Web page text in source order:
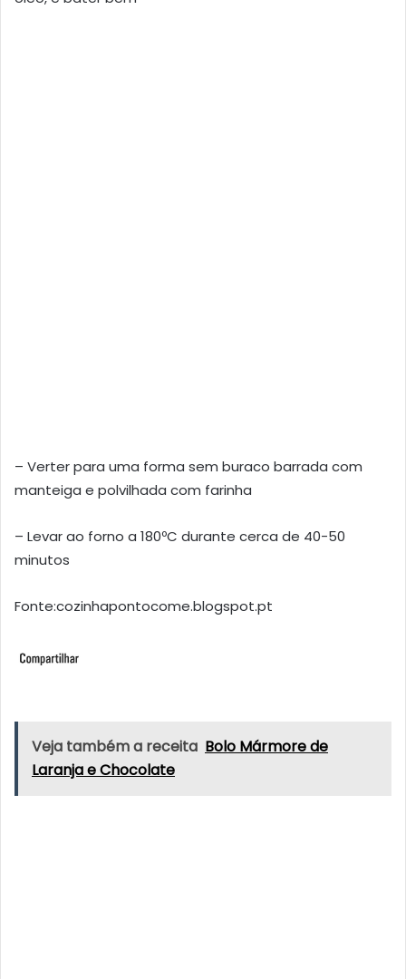
– Verter para uma forma sem buraco barrada com
manteiga e polvilhada com farinha
– Levar ao forno a 180ºC durante cerca de 40-50
minutos
Fonte:cozinhapontocome.blogspot.pt
Veja também a receita Bolo Mármore de
Laranja e Chocolate